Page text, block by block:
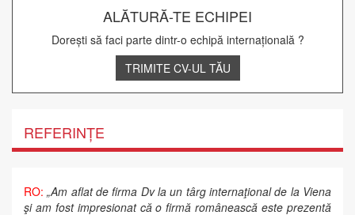
ALĂTURĂ-TE ECHIPEI
Dorești să faci parte dintr-o echipă internațională ?
TRIMITE CV-UL TĂU
REFERINȚE
RO:„Am aflat de firma Dv la un târg internaţional de la Viena
şi am fost impresionat că o firmă românească este prezentă